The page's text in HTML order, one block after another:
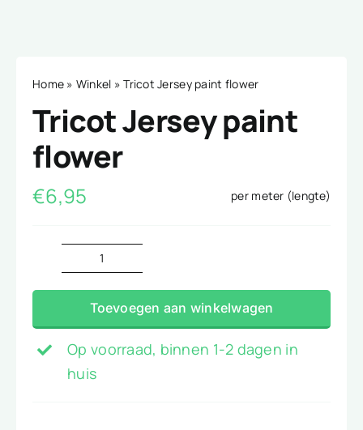
Home » Winkel »Tricot Jersey paint flower
Tricot Jersey paint
flower
€6,95 per meter (lengte)
Tricot
Jersey
paint
flower
aantal
Toevoegen aan winkelwagen
Op voorraad, binnen 1-2 dagen in
huis